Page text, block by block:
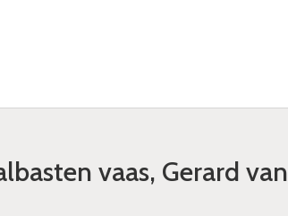
vaas, Gerard van